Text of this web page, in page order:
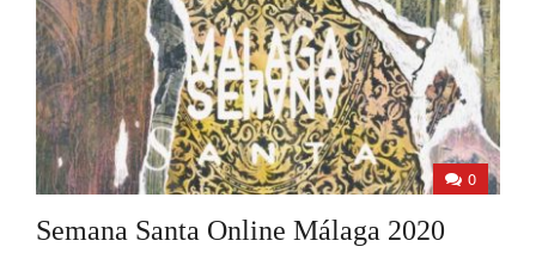
0
Semana Santa Online Málaga 2020